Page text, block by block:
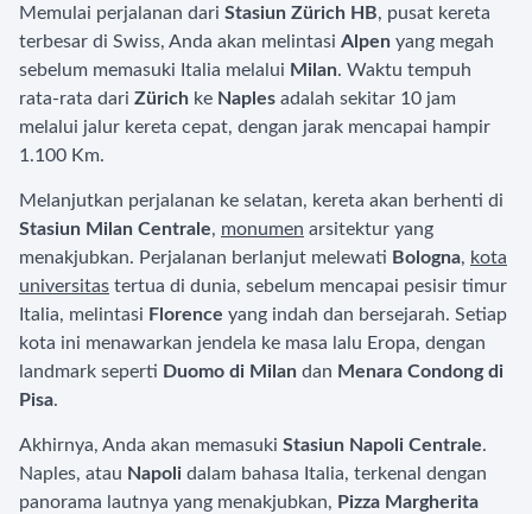
Memulai perjalanan dari Stasiun Zürich HB, pusat kereta
terbesar di Swiss, Anda akan melintasi Alpen yang megah
sebelum memasuki Italia melalui Milan. Waktu tempuh
rata-rata dari Zürich ke Naples adalah sekitar 10 jam
melalui jalur kereta cepat, dengan jarak mencapai hampir
1.100 Km.
Melanjutkan perjalanan ke selatan, kereta akan berhenti di
Stasiun Milan Centrale, monumen arsitektur yang
menakjubkan. Perjalanan berlanjut melewati Bologna, kota
universitas tertua di dunia, sebelum mencapai pesisir timur
Italia, melintasi Florence yang indah dan bersejarah. Setiap
kota ini menawarkan jendela ke masa lalu Eropa, dengan
landmark seperti Duomo di Milan dan Menara Condong di
Pisa.
Akhirnya, Anda akan memasuki Stasiun Napoli Centrale.
Naples, atau Napoli dalam bahasa Italia, terkenal dengan
panorama lautnya yang menakjubkan, Pizza Margherita